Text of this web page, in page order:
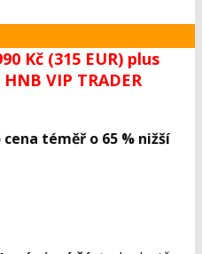
Kč (315 EUR) plus
VIP TRADER
téměř o 65 % nižší